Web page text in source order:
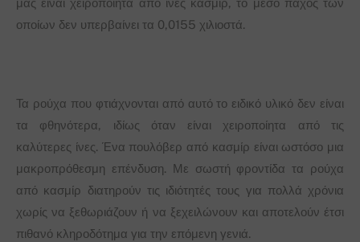
μας είναι χειροποίητα από ίνες κασμίρ, το μέσο πάχος των
οποίων δεν υπερβαίνει τα 0,0155 χιλιοστά.
Τα ρούχα που φτιάχνονται από αυτό το ειδικό υλικό δεν είναι
τα φθηνότερα, ιδίως όταν είναι χειροποίητα από τις
καλύτερες ίνες. Ένα πουλόβερ από κασμίρ είναι ωστόσο μια
μακροπρόθεσμη επένδυση. Με σωστή φροντίδα τα ρούχα
από κασμίρ διατηρούν τις ιδιότητές τους για πολλά χρόνια
χωρίς να ξεθωριάζουν ή να ξεχειλώνουν και αποτελούν έτσι
πιθανό κληροδότημα για την επόμενη γενιά.